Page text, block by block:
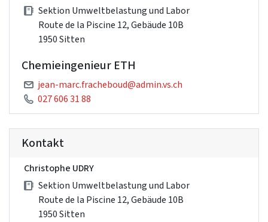
Sektion Umweltbelastung und Labor
Route de la Piscine 12, Gebäude 10B
1950 Sitten
Chemieingenieur ETH
jean-marc.fracheboud@admin.vs.ch
027 606 31 88
Kontakt
Christophe UDRY
Sektion Umweltbelastung und Labor
Route de la Piscine 12, Gebäude 10B
1950 Sitten